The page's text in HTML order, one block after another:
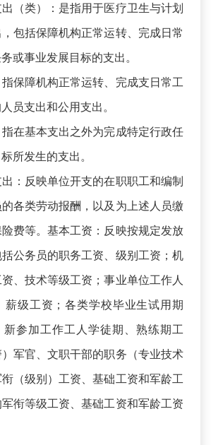
类）：是指用于医疗卫生与计划
包括保障机构正常运转、完成日常
或事业发展目标的支出。
障机构正常运转、完成支日常工
员支出和公用支出。
基本支出之外为完成特定行政任
所发生的支出。
反映单位开支的在职职工和编制
各类劳动报酬，以及为上述人员缴
费等。基本工资：反映按规定发放
公务员的职务工资、级别工资；机
、技术等级工资；事业单位工作人
薪级工资；各类学校毕业生试用期
参加工作工人学徒期、熟练期工
军官、文职干部的职务（专业技术
（级别）工资、基础工资和军龄工
衔等级工资、基础工资和军龄工资